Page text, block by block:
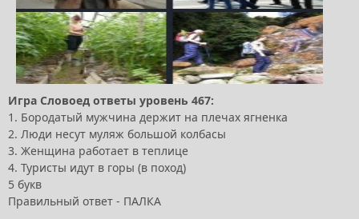
Игра Словоед ответы уровень 467:
1. Бородатый мужчина держит на плечах ягненка
2. Люди несут муляж большой колбасы
3. Женщина работает в теплице
4. Туристы идут в горы (в поход)
5 букв
Правильный ответ - ПАЛКА